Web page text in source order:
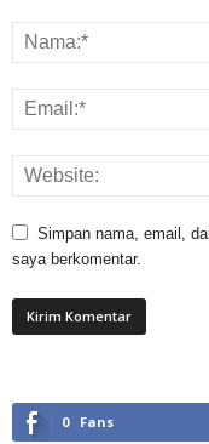
Simpan nama, email,
saya berkomentar.
0 Fans